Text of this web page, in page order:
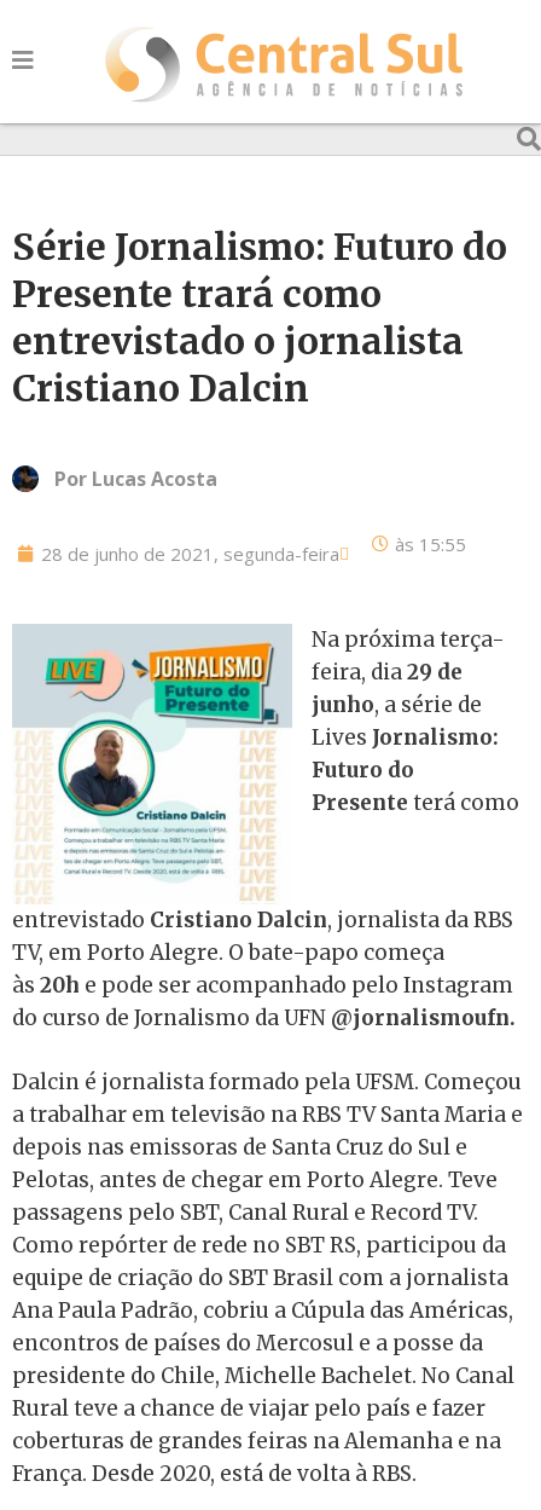
Série Jornalismo: Futuro do
Presente trará como
entrevistado o jornalista
Cristiano Dalcin
Por Lucas Acosta
28 de junho de 2021, segunda-feira às 15:55
Na próxima terça-
feira, dia29 de
junho, a série de
Lives Jornalismo:
Futuro do
Presente terá como
entrevistado Cristiano Dalcin, jornalista da RBS
TV, em Porto Alegre. O bate-papo começa
às 20h e pode ser acompanhado pelo Instagram
do curso de Jornalismo da UFN @jornalismoufn.
Dalcin é jornalista formado pela UFSM. Começou
a trabalhar em televisão na RBS TV Santa Maria e
depois nas emissoras de Santa Cruz do Sul e
Pelotas, antes de chegar em Porto Alegre. Teve
passagens pelo SBT, Canal Rural e Record TV.
Como repórter de rede no SBT RS, participou da
equipe de criação do SBT Brasil com a jornalista
Ana Paula Padrão, cobriu a Cúpula das Américas,
encontros de países do Mercosul e a posse da
presidente do Chile, Michelle Bachelet. No Canal
Rural teve a chance de viajar pelo país e fazer
coberturas de grandes feiras na Alemanha e na
França. Desde 2020, está de volta à RBS.